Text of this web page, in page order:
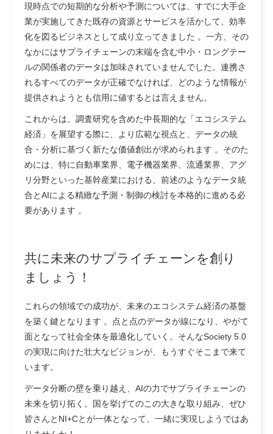
現時点での短期的な分析や予測については、すでに大手企
業が実施してきた既存の資源とサービスを活かして、効率
化を図るビジネスとして成り立ってきました 。一方、その
なかにはサプライチェーンの末端を含む中小・ロングテー
ルの関係者のデータは加味されていませんでした。連携さ
れるすべてのデータが正確でなければ、どのような情報が
提供されようとも信用に値するとは言えません。
これからは、調査研究を含めた中長期的な「エコシステム
経済」を展望する際に、より広範な視点と、データの統
合・分析に基づく新たな価値創出が求められます 。そのた
めには、特に自動車業界、電子機器業界、流通業界、アグ
リ分野といった基幹産業における、前述のようなデータ統
合とAIによる精緻な予測・制御の検討を本格的に進める必
要があります 。
共に未来のサプライチェーンを創り
ましょう！
これらの領域での成功が、未来のエコシステム経済の基盤
を築く鍵となります 。点と点のデータが線になり、やがて
面となって社会全体を最適化していく。そんなSociety 5.0
の実現に向けた壮大なビジョンが、もうすぐそこまで来て
います。
データ分断の壁を乗り越え、AIの力でサプライチェーンの
未来を切り拓く。国を挙げてのこの大きな取り組み、ぜひ
皆さんとNI+Cとが一体となって、一緒に実現しようではあ